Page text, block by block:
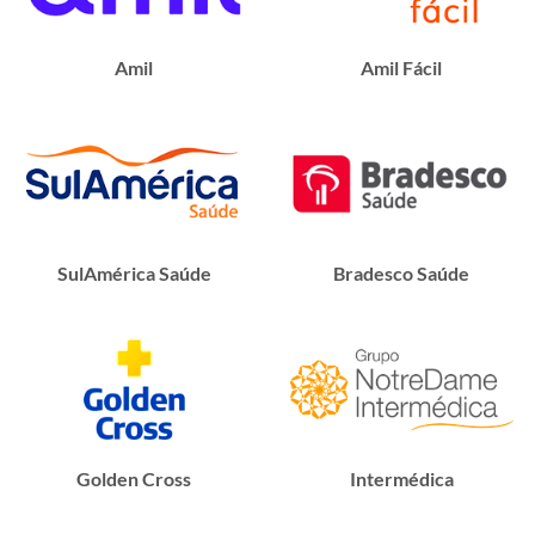
Amil Amil Fácil
SulAmérica Saúde Bradesco Saúde
Golden Cross Intermédica